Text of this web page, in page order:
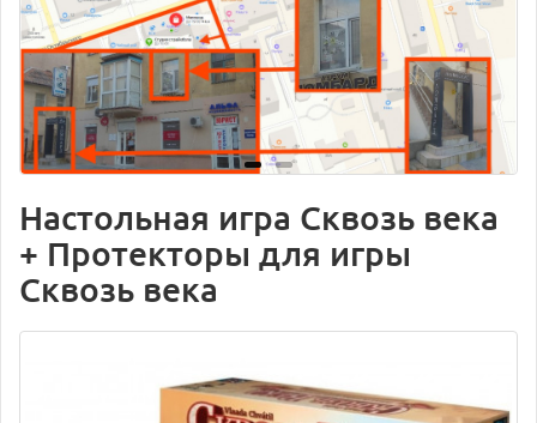
Настольная игра Сквозь века
+ Протекторы для игры
Сквозь века